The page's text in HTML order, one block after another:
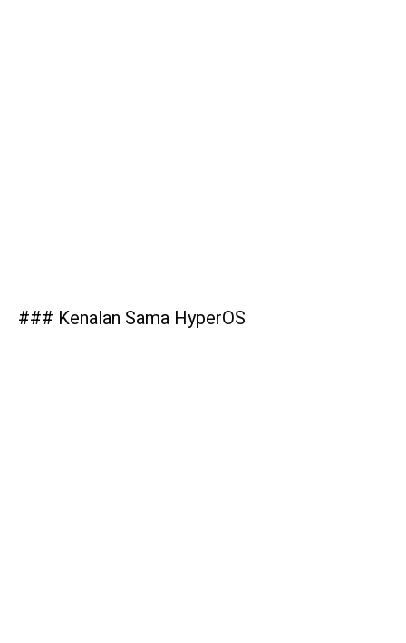
### Kenalan Sama HyperOS